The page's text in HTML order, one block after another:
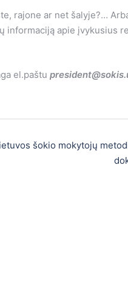
rajone ar net šalyje?…
informaciją apie įvykusius
el.paštu
šokio mokytojų